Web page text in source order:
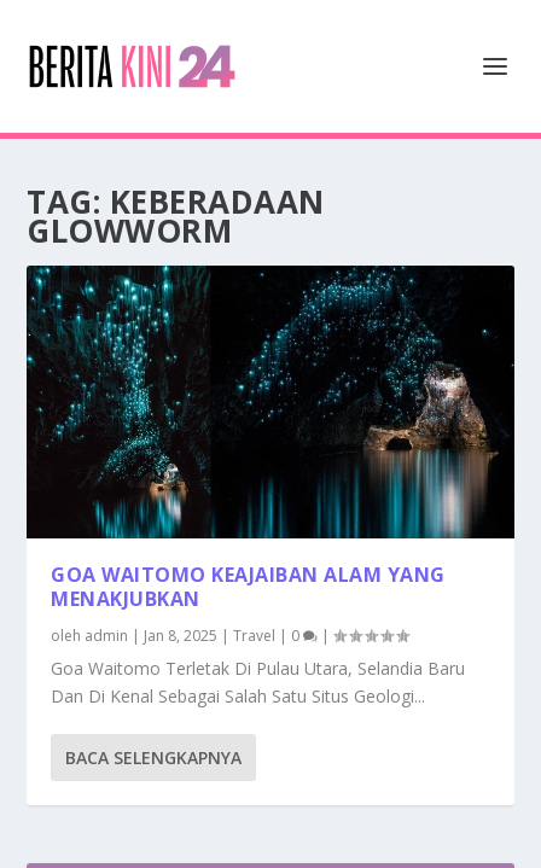
TAG: KEBERADAAN
GLOWWORM
GOA WAITOMO KEAJAIBAN ALAM YANG
MENAKJUBKAN
oleh admin | Jan 8, 2025 |Travel | 0 |
Goa Waitomo Terletak Di Pulau Utara, Selandia Baru
Dan Di Kenal Sebagai Salah Satu Situs Geologi...
BACA SELENGKAPNYA